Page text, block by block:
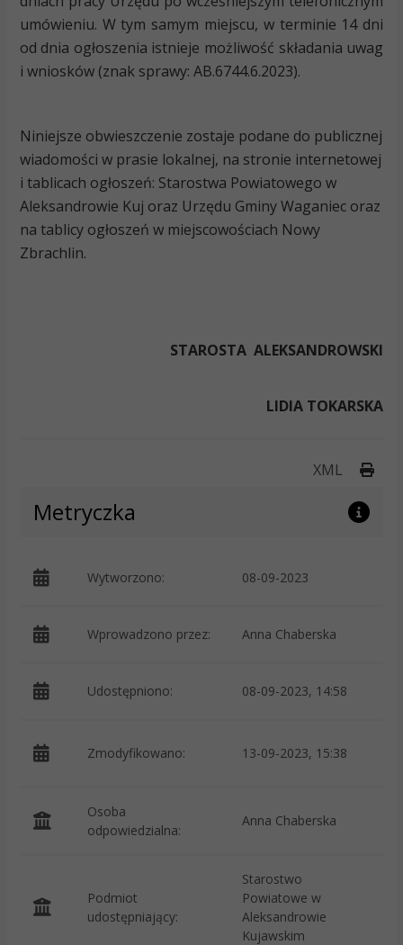
umówieniu. W tym samym miejscu, w terminie 14 dni
od dnia ogłoszenia istnieje możliwość składania uwag
i wniosków (znak sprawy: AB.6744.6.2023).
Niniejsze obwieszczenie zostaje podane do publicznej
wiadomości w prasie lokalnej, na stronie internetowej
i tablicach ogłoszeń: Starostwa Powiatowego w
Aleksandrowie Kuj oraz Urzędu Gminy Waganiec oraz
na tablicy ogłoszeń w miejscowościach Nowy
Zbrachlin.
STAROSTA ALEKSANDROWSKI
LIDIA TOKARSKA
XML
Metryczka
Wytworzono: 08-09-2023
Wprowadzono przez: Anna Chaberska
Udostępniono: 08-09-2023, 14:58
Zmodyfikowano: 13-09-2023, 15:38
Osoba
odpowiedzialna:
Anna Chaberska
Podmiot
udostępniający:
Starostwo
Powiatowe w
Aleksandrowie
Kujawskim